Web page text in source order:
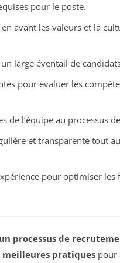
pour le poste.
avant les valeurs et la
large éventail de
pour évaluer les
de l’équipe au processus
et transparente tout
pour optimiser les
processus de
meilleures pratiques pour